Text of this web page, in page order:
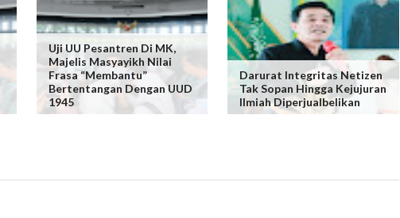
Uji UU Pesantren Di MK,
Majelis Masyayikh Nilai
Frasa “Membantu”
Bertentangan Dengan UUD
1945
Darurat Integritas Netizen
Tak Sopan Hingga Kejujuran
Ilmiah Diperjualbelikan